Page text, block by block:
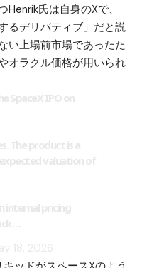
氏は自身のXで、
るデリバティブ」だと説
い上場前市場であったた
オラクル価格が用いられ